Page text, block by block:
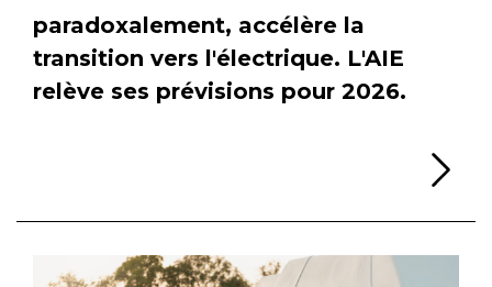
paradoxalement, accélère la
transition vers l'électrique. L'AIE
relève ses prévisions pour 2026.